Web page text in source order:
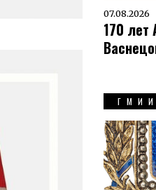
07.08.2026
170